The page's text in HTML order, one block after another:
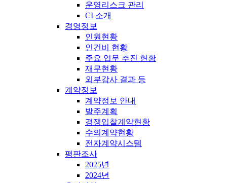
운영리스크 관리
CI 소개
경영정보
인원현황
인건비 현황
주요 업무 추진 현황
재무현황
외부감사 결과 등
계약정보
계약정보 안내
발주계획
경쟁입찰계약현황
수의계약현황
전자계약시스템
평판조사
2025년
2024년